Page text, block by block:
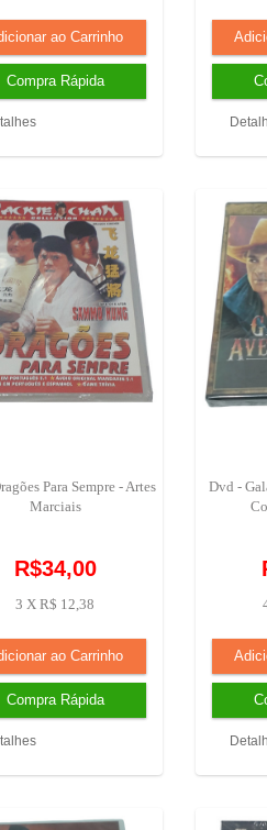
Para Sempre - Artes
Marciais
R$34,00
3 X R$ 12,38
Dvd -